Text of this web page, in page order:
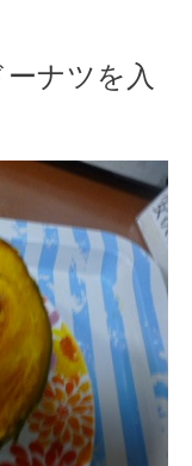
ナツを入